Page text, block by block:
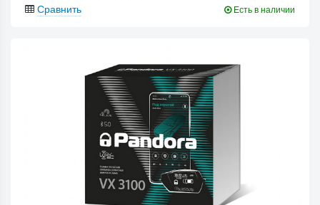
Сравнить
Есть в наличии